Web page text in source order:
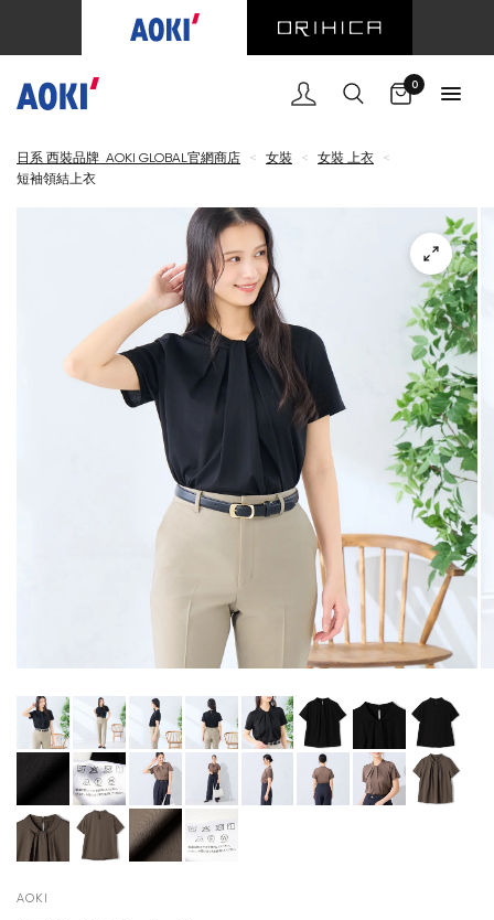
0
日系 西裝品牌 AOKI GLOBAL官網商店 < 女裝 < 女裝 上衣
<
短袖領結上衣
AOKI
購物車